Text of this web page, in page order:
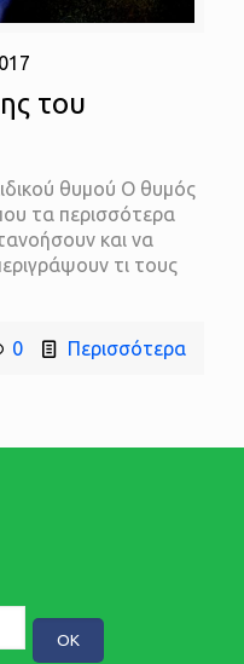
του
θυμού Ο θυμός
τα περισσότερα
και να
τι τους
0 Περισσότερα